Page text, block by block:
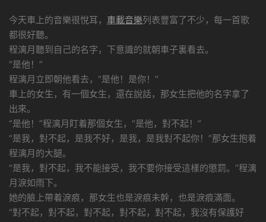
今天車上的音樂很悅耳， 車載音樂列表豐富了不少，每一首歌
都很好聽。
程漓月聽到自己的名字，下意識的就朝車子裏看去。
“是他！”
程漓月立即朝他看去，“是他！是你！”
車上的女生，有一個女生，還在說話，那女生把他的名字拿了
出來。
“是他！”程漓月盯着那個女生，“是他，對不起！”
“是我，對不起，是我不好，是我，是我對不起你！”那女生抱着
程漓月的大腿。
“是我，對不起，我不能接受，我不要你接受這樣的懲罰。”程漓
月淚如雨下。
她的臉上帶着淚痕，那女生也是淚痕未幹，也是淚痕滿面。
“對不起，對不起，對不起，對不起，對不起，我沒有保護好